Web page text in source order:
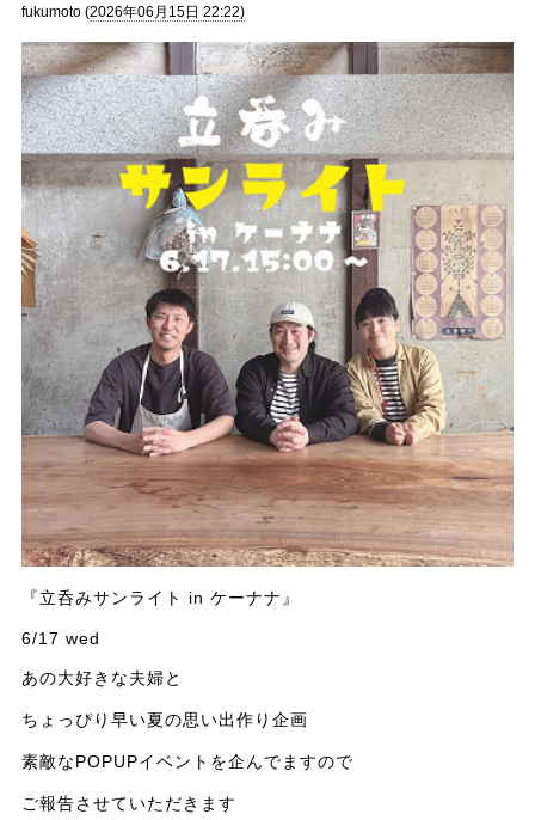
fukumoto (2026年06月15日 22:22)
『立呑みサンライト in ケーナナ』
6/17 wed
あの大好きな夫婦と
ちょっぴり早い夏の思い出作り企画
素敵なPOPUPイベントを企んでますので
ご報告させていただきます